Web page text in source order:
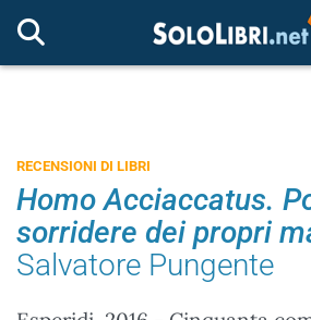
RECENSIONI DI LIBRI
Homo Acciaccatus.
sorridere dei propri
Salvatore Pungente